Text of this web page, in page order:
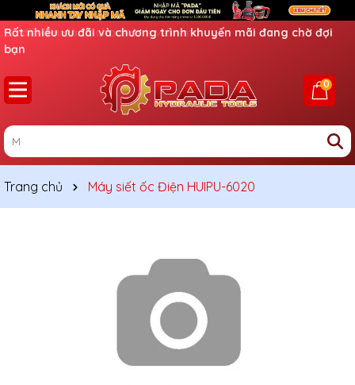
Ưu đãi lớn dành cho thành viên mới
0
Trang chủ Máy siết ốc Điện HUIPU-6020